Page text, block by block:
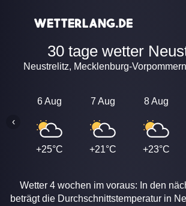
30 tage wetter
Neustrelitz, Mecklenburg-
6 Aug
+25°C
7 Aug
+21°C
8 Aug
+23°C
‹
Wetter 4 wochen im voraus: In den
beträgt die Durchschnittstemperatur in